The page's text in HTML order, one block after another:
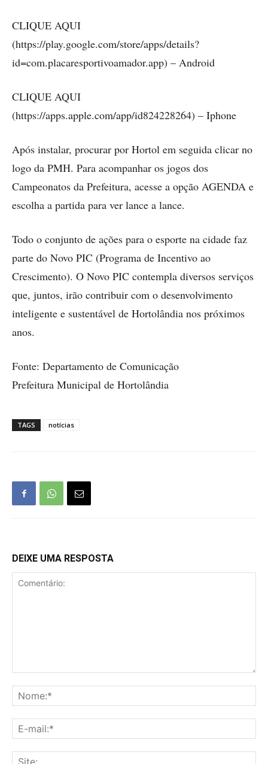
CLIQUE AQUI
(https://play.google.com/store/apps/details?
id=com.placaresportivoamador.app) – Android
CLIQUE AQUI
(https://apps.apple.com/app/id824228264) – Iphone
Após instalar, procurar por Hortol em seguida clicar no
logo da PMH. Para acompanhar os jogos dos
Campeonatos da Prefeitura, acesse a opção AGENDA e
escolha a partida para ver lance a lance.
Todo o conjunto de ações para o esporte na cidade faz
parte do Novo PIC (Programa de Incentivo ao
Crescimento). O Novo PIC contempla diversos serviços
que, juntos, irão contribuir com o desenvolvimento
inteligente e sustentável de Hortolândia nos próximos
anos.
Fonte: Departamento de Comunicação
Prefeitura Municipal de Hortolândia
TAGS notícias
DEIXE UMA RESPOSTA